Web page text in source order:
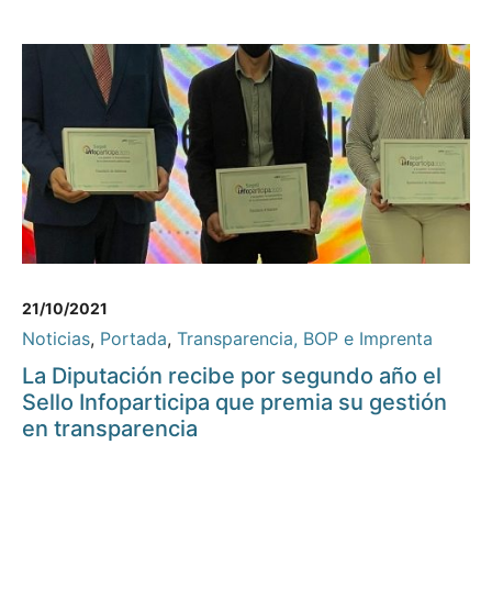
21/10/2021
Noticias, Portada, Transparencia, BOP e Imprenta
La Diputación recibe por segundo año el
Sello Infoparticipa que premia su gestión
en transparencia